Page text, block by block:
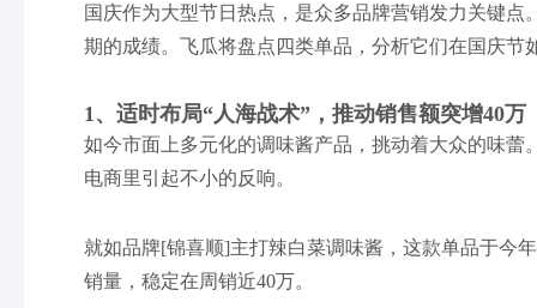
国庆作为大型节日热点，是众多品牌营销发力关键
期的成绩。飞瓜将盘点四类单品，分析它们在国庆节
1、适时布局“人海战术”，推动销售额突增40万
如今市面上多元化的调味酱产品，挑动着大众的味
电商里引起不小的反响。
就如品牌[锦喜顺]主打辣白菜调味酱，这款单品于今
销量，稳定在周销近40万。